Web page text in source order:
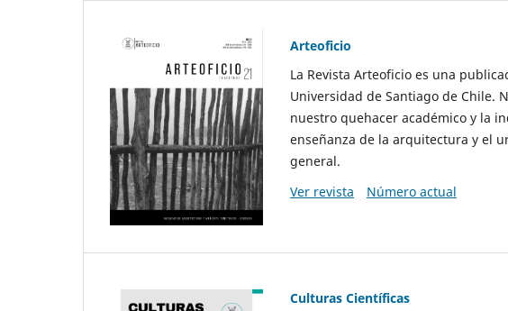
Arteoficio
La Revista Arteoficio es una
Universidad de Santiago de Chile.
nuestro quehacer académico y la
enseñanza de la arquitectura y el
general.
Ver revista
Número actual
Culturas Científicas